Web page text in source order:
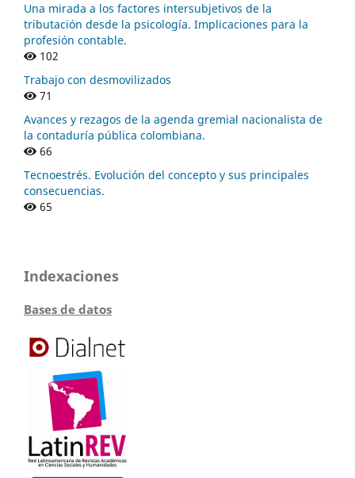
Una mirada a los factores intersubjetivos de la
tributación desde la psicología. Implicaciones para la
profesión contable.
102
Trabajo con desmovilizados
71
Avances y rezagos de la agenda gremial nacionalista de
la contaduría pública colombiana.
66
Tecnoestrés. Evolución del concepto y sus principales
consecuencias.
65
Indexaciones
Bases de datos